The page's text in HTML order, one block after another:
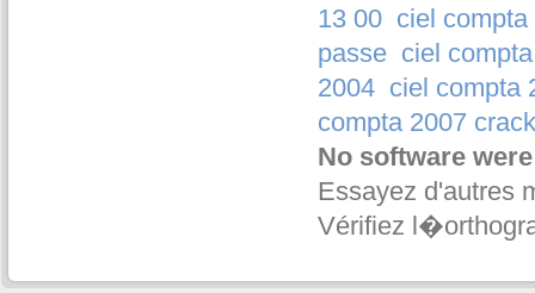
13 00 ciel compta
passe ciel
2004 ciel compta
compta 2007 crack
No software
Essayez d'autres
Vérifiez